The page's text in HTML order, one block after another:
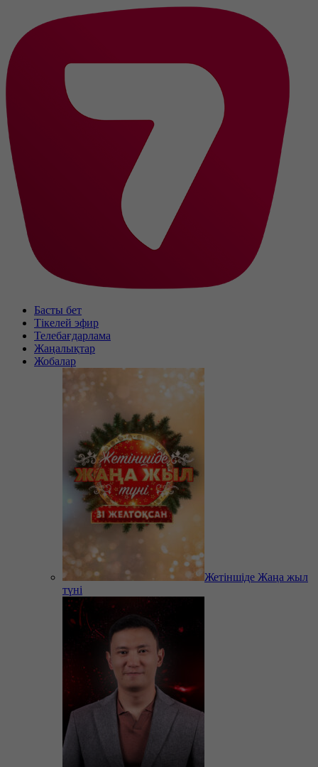
Басты бет
Тікелей эфир
Телебағдарлама
Жаңалықтар
Жобалар
Жетіншіде Жаңа жыл
түні